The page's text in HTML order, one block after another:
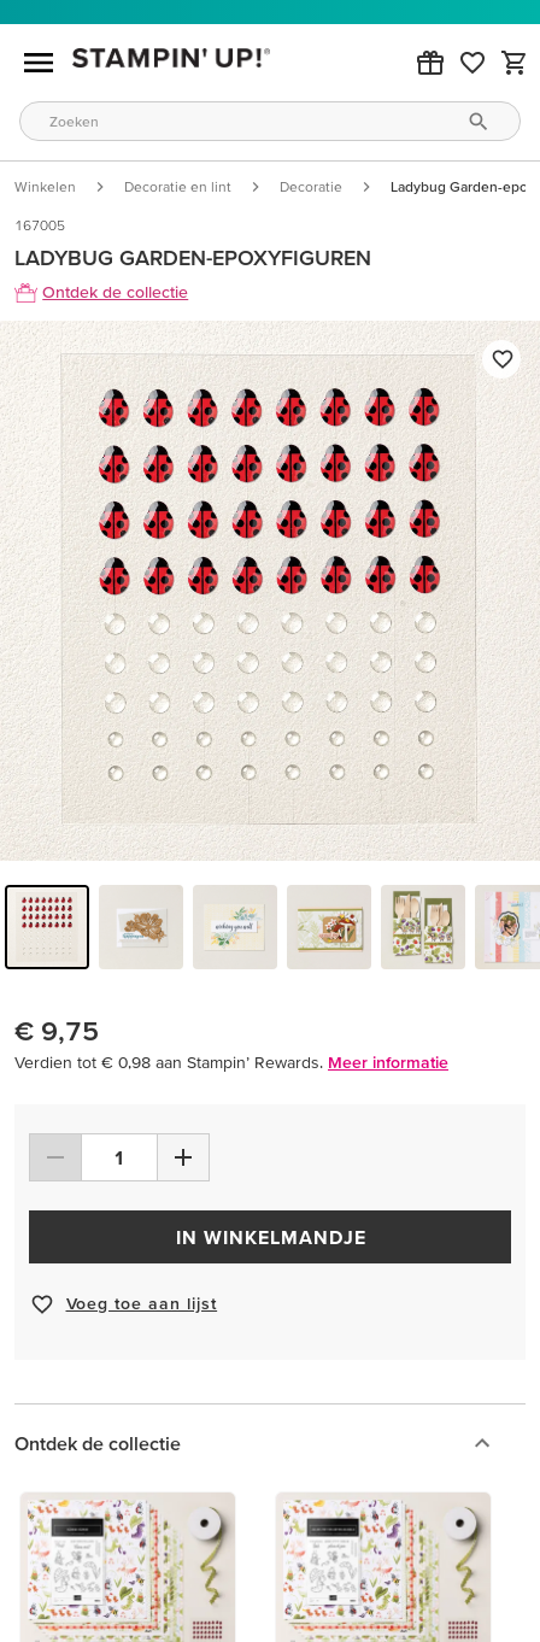
Winkelen Decoratie en lint Decoratie Ladybug Garden-
167005
LADYBUG GARDEN-EPOXYFIGUREN
Ontdek de collectie
€ 9,75
Verdien tot € 0,98 aan Stampin’ Rewards. Meer informatie
IN WINKELMANDJE
Voeg toe aan lijst
Ontdek de collectie